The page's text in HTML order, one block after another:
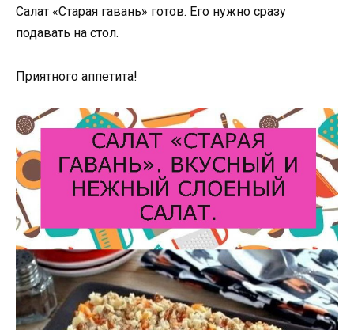
Салат «Старая гавань» готов. Его нужно сразу
подавать на стол.
Приятного аппетита!